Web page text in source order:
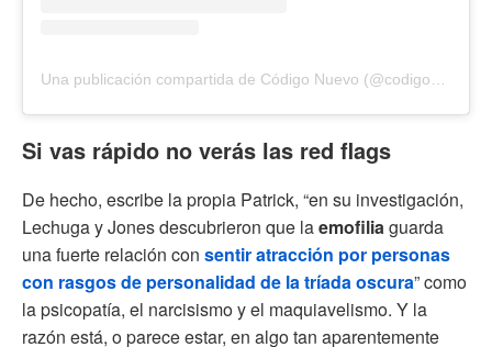
Si vas rápido no verás las red flags
De hecho, escribe la propia Patrick, “en su investigación,
Lechuga y Jones descubrieron que laemofiliaguarda
una fuerte relación con sentir atracción por personas
con rasgos de personalidad de la tríada oscura” como
la psicopatía, el narcisismo y el maquiavelismo. Y la
razón está, o parece estar, en algo tan aparentemente